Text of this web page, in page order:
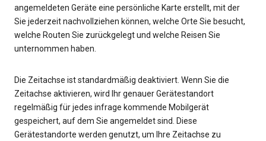
angemeldeten Geräte eine persönliche Karte erstellt, mit der
Sie jederzeit nachvollziehen können, welche Orte Sie besucht,
welche Routen Sie zurückgelegt und welche Reisen Sie
unternommen haben.
Die Zeitachse ist standardmäßig deaktiviert. Wenn Sie die
Zeitachse aktivieren, wird Ihr genauer Gerätestandort
regelmäßig für jedes infrage kommende Mobilgerät
gespeichert, auf dem Sie angemeldet sind. Diese
Gerätestandorte werden genutzt, um Ihre Zeitachse zu